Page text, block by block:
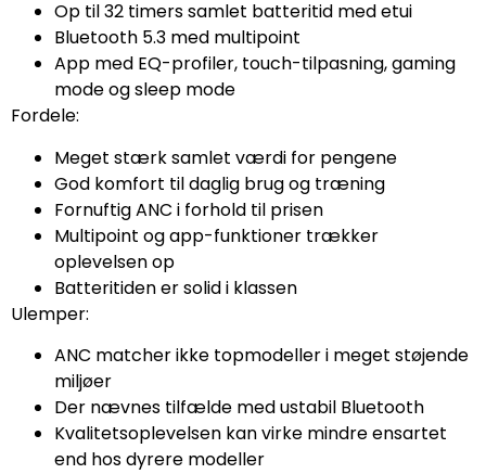
Op til 32 timers samlet batteritid med etui
Bluetooth 5.3 med multipoint
App med EQ-profiler, touch-tilpasning, gaming
mode og sleep mode
Fordele:
Meget stærk samlet værdi for pengene
God komfort til daglig brug og træning
Fornuftig ANC i forhold til prisen
Multipoint og app-funktioner trækker
oplevelsen op
Batteritiden er solid i klassen
Ulemper:
ANC matcher ikke topmodeller i meget støjende
miljøer
Der nævnes tilfælde med ustabil Bluetooth
Kvalitetsoplevelsen kan virke mindre ensartet
end hos dyrere modeller